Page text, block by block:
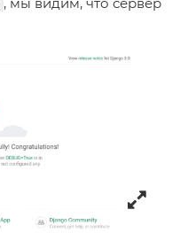
, мы видим, что сервер